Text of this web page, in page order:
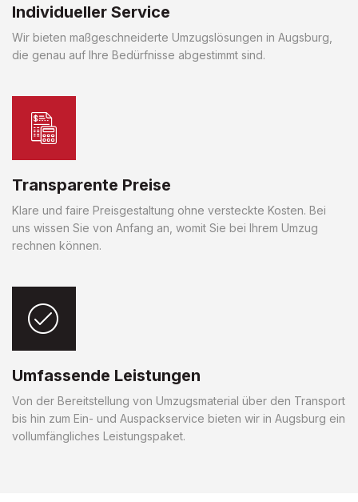
Individueller Service
Wir bieten maßgeschneiderte Umzugslösungen in Augsburg,
die genau auf Ihre Bedürfnisse abgestimmt sind.
Transparente Preise
Klare und faire Preisgestaltung ohne versteckte Kosten. Bei
uns wissen Sie von Anfang an, womit Sie bei Ihrem Umzug
rechnen können.
Umfassende Leistungen
Von der Bereitstellung von Umzugsmaterial über den Transport
bis hin zum Ein- und Auspackservice bieten wir in Augsburg ein
vollumfängliches Leistungspaket.